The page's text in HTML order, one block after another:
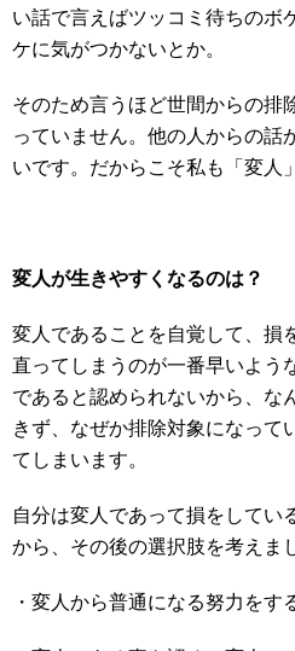
い話で言えばツッコミ待ちのボ
ケに気がつかないとか。
そのため言うほど世間からの排
っていません。他の人からの話
いです。だからこそ私も「変人
変人が生きやすくなるのは？
変人であることを自覚して、損
直ってしまうのが一番早いよう
であると認められないから、な
きず、なぜか排除対象になって
てしまいます。
自分は変人であって損をしてい
から、その後の選択肢を考えま
・変人から普通になる努力をす